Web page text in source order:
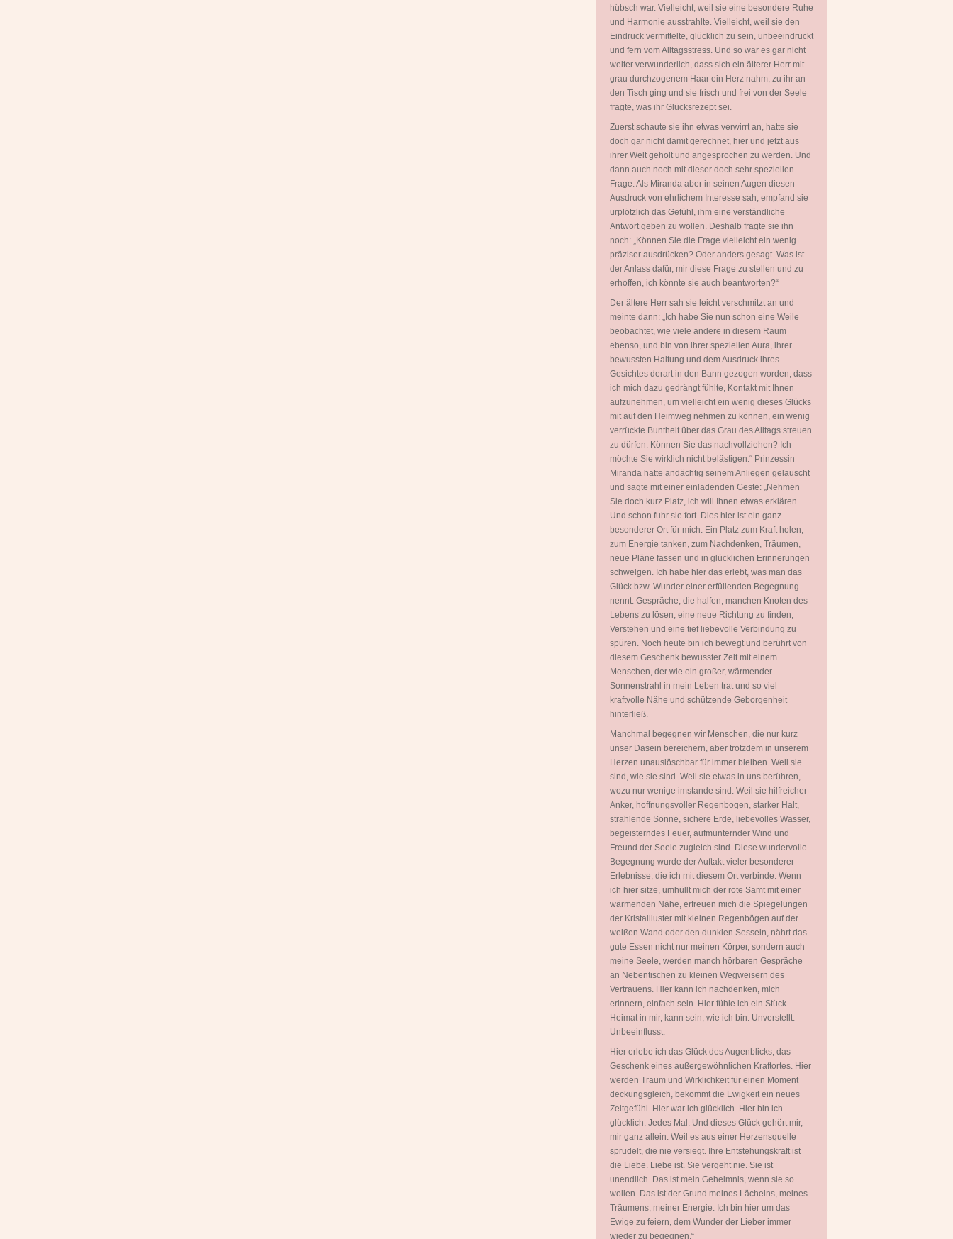
hübsch war. Vielleicht, weil sie eine besondere Ruhe
und Harmonie ausstrahlte. Vielleicht, weil sie den
Eindruck vermittelte, glücklich zu sein, unbeeindruckt
und fern vom Alltagsstress. Und so war es gar nicht
weiter verwunderlich, dass sich ein älterer Herr mit
grau durchzogenem Haar ein Herz nahm, zu ihr an
den Tisch ging und sie frisch und frei von der Seele
fragte, was ihr Glücksrezept sei.
Zuerst schaute sie ihn etwas verwirrt an, hatte sie
doch gar nicht damit gerechnet, hier und jetzt aus
ihrer Welt geholt und angesprochen zu werden. Und
dann auch noch mit dieser doch sehr speziellen
Frage. Als Miranda aber in seinen Augen diesen
Ausdruck von ehrlichem Interesse sah, empfand sie
urplötzlich das Gefühl, ihm eine verständliche
Antwort geben zu wollen. Deshalb fragte sie ihn
noch: „Können Sie die Frage vielleicht ein wenig
präziser ausdrücken? Oder anders gesagt. Was ist
der Anlass dafür, mir diese Frage zu stellen und zu
erhoffen, ich könnte sie auch beantworten?“
Der ältere Herr sah sie leicht verschmitzt an und
meinte dann: „Ich habe Sie nun schon eine Weile
beobachtet, wie viele andere in diesem Raum
ebenso, und bin von ihrer speziellen Aura, ihrer
bewussten Haltung und dem Ausdruck ihres
Gesichtes derart in den Bann gezogen worden, dass
ich mich dazu gedrängt fühlte, Kontakt mit Ihnen
aufzunehmen, um vielleicht ein wenig dieses Glücks
mit auf den Heimweg nehmen zu können, ein wenig
verrückte Buntheit über das Grau des Alltags streuen
zu dürfen. Können Sie das nachvollziehen? Ich
möchte Sie wirklich nicht belästigen.“ Prinzessin
Miranda hatte andächtig seinem Anliegen gelauscht
und sagte mit einer einladenden Geste: „Nehmen
Sie doch kurz Platz, ich will Ihnen etwas erklären…
Und schon fuhr sie fort. Dies hier ist ein ganz
besonderer Ort für mich. Ein Platz zum Kraft holen,
zum Energie tanken, zum Nachdenken, Träumen,
neue Pläne fassen und in glücklichen Erinnerungen
schwelgen. Ich habe hier das erlebt, was man das
Glück bzw. Wunder einer erfüllenden Begegnung
nennt. Gespräche, die halfen, manchen Knoten des
Lebens zu lösen, eine neue Richtung zu finden,
Verstehen und eine tief liebevolle Verbindung zu
spüren. Noch heute bin ich bewegt und berührt von
diesem Geschenk bewusster Zeit mit einem
Menschen, der wie ein großer, wärmender
Sonnenstrahl in mein Leben trat und so viel
kraftvolle Nähe und schützende Geborgenheit
hinterließ.
Manchmal begegnen wir Menschen, die nur kurz
unser Dasein bereichern, aber trotzdem in unserem
Herzen unauslöschbar für immer bleiben. Weil sie
sind, wie sie sind. Weil sie etwas in uns berühren,
wozu nur wenige imstande sind. Weil sie hilfreicher
Anker, hoffnungsvoller Regenbogen, starker Halt,
strahlende Sonne, sichere Erde, liebevolles Wasser,
begeisterndes Feuer, aufmunternder Wind und
Freund der Seele zugleich sind. Diese wundervolle
Begegnung wurde der Auftakt vieler besonderer
Erlebnisse, die ich mit diesem Ort verbinde. Wenn
ich hier sitze, umhüllt mich der rote Samt mit einer
wärmenden Nähe, erfreuen mich die Spiegelungen
der Kristallluster mit kleinen Regenbögen auf der
weißen Wand oder den dunklen Sesseln, nährt das
gute Essen nicht nur meinen Körper, sondern auch
meine Seele, werden manch hörbaren Gespräche
an Nebentischen zu kleinen Wegweisern des
Vertrauens. Hier kann ich nachdenken, mich
erinnern, einfach sein. Hier fühle ich ein Stück
Heimat in mir, kann sein, wie ich bin. Unverstellt.
Unbeeinflusst.
Hier erlebe ich das Glück des Augenblicks, das
Geschenk eines außergewöhnlichen Kraftortes. Hier
werden Traum und Wirklichkeit für einen Moment
deckungsgleich, bekommt die Ewigkeit ein neues
Zeitgefühl. Hier war ich glücklich. Hier bin ich
glücklich. Jedes Mal. Und dieses Glück gehört mir,
mir ganz allein. Weil es aus einer Herzensquelle
sprudelt, die nie versiegt. Ihre Entstehungskraft ist
die Liebe. Liebe ist. Sie vergeht nie. Sie ist
unendlich. Das ist mein Geheimnis, wenn sie so
wollen. Das ist der Grund meines Lächelns, meines
Träumens, meiner Energie. Ich bin hier um das
Ewige zu feiern, dem Wunder der Lieber immer
wieder zu begegnen.“